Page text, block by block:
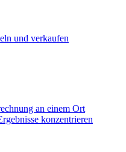
und verkaufen
an einem Ort
konzentrieren